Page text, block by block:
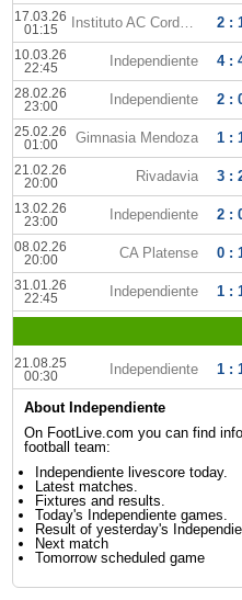
17.03.26
01:15
Instituto AC Cordoba 2 :
10.03.26
22:45
Independiente 4 :
28.02.26
23:00
Independiente 2 :
25.02.26
01:00
Gimnasia Mendoza 1 :
21.02.26
20:00
Rivadavia 3 :
13.02.26
23:00
Independiente 2 :
08.02.26
20:00
CA Platense 0 :
31.01.26
22:45
Independiente 1 :
21.08.25
00:30
Independiente 1 :
About Independiente
On FootLive.com you can find
football team:
Independiente livescore today.
Latest matches.
Fixtures and results.
Today's Independiente games.
Result of yesterday's
Next match
Tomorrow scheduled game